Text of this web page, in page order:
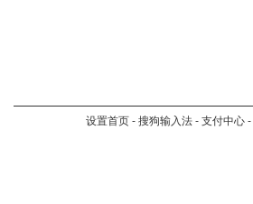
设置首页 - 搜狗输入法 - 支付中心 -